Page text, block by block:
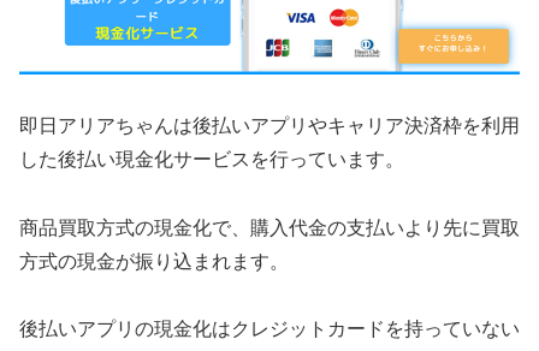
即日アリアちゃんは後払いアプリやキャリア決済枠を利用
した後払い現金化サービスを行っています。
商品買取方式の現金化で、購入代金の支払いより先に買取
方式の現金が振り込まれます。
後払いアプリの現金化はクレジットカードを持っていない